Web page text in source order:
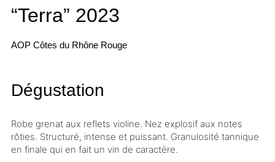
“Terra” 2023
AOP Côtes du Rhône Rouge
Dégustation
Robe grenat aux reflets violine. Nez explosif aux notes
rôties. Structuré, intense et puissant. Granulosité tannique
en finale qui en fait un vin de caractère.